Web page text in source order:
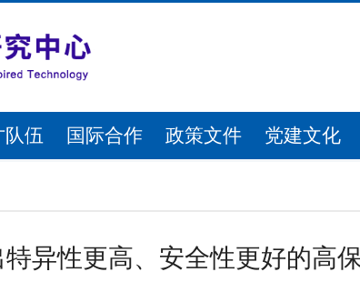
伍 国际合作 政策文件 党建文化
异性更高、安全性更好的高